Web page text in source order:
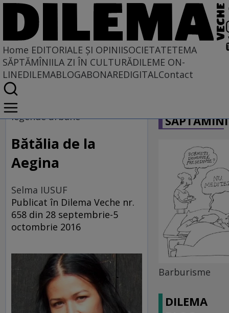
Home EDITORIALE ȘI OPINIISOCIETATETEMA
SĂPTĂMÎNIILA ZI ÎN CULTURĂDILEME ON-
LINEDILEMABLOGABONAREDIGITALContact
Home
EDITORIALE ȘI OPINII
TÎLC SHOW
legende urbane
Bătălia de la
Aegina
Selma IUSUF
Publicat în Dilema Veche nr.
658 din 28 septembrie-5
octombrie 2016
Barburisme
DILEMA